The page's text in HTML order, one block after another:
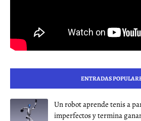
ENTRADAS
Un robot aprende tenis a
imperfectos y termina